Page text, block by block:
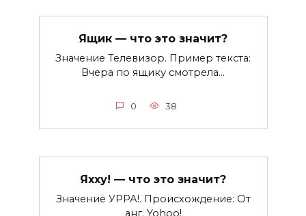
Ящик — что это значит?
Значение Телевизор. Пример текста:
Вчера по ящику смотрела…
0 38
Яхху! — что это значит?
Значение УРРА!. Происхождение: От
анг. Yohoo!